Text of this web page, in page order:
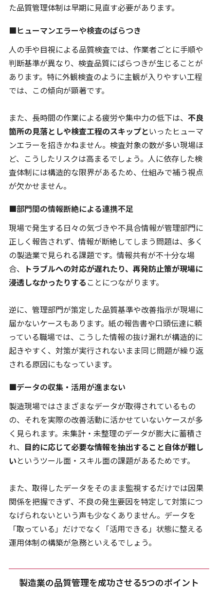
た品質管理体制は早期に見直す必要があります。
■ヒューマンエラーや検査のばらつき
人の手や目視による品質検査では、作業者ごとに手順や
判断基準が異なり、検査品質にばらつきが生じることが
あります。特に外観検査のように主観が入りやすい工程
では、この傾向が顕著です。
また、長時間の作業による疲労や集中力の低下は、不良
箇所の見落としや検査工程のスキップといったヒューマ
ンエラーを招きかねません。検査対象の数が多い現場ほ
ど、こうしたリスクは高まるでしょう。人に依存した検
査体制には構造的な限界があるため、仕組みで補う視点
が欠かせません。
■部門間の情報断絶による連携不足
現場で発生する日々の気づきや不具合情報が管理部門に
正しく報告されず、情報が断絶してしまう問題は、多く
の製造業で見られる課題です。情報共有が不十分な場
合、
トラブルへの対応が遅れたり、再発防止策が現場に
浸透しなかったりする ことにつながります。
逆に、管理部門が策定した品質基準や改善指示が現場に
届かないケースもあります。紙の報告書や口頭伝達に頼
っている職場では、こうした情報の抜け漏れが構造的に
起きやすく、対策が実行されないまま同じ問題が繰り返
される原因にもなっています。
■データの収集・活用が進まない
製造現場ではさまざまなデータが取得されているもの
の、それを実際の改善活動に活かせていないケースが多
く見られます。未集計・未整理のデータが膨大に蓄積さ
れ、 目的に応じて必要な情報を抽出すること自体が難し
いというツール面・スキル面の課題があるためです。
また、取得したデータをそのまま監視するだけでは因果
関係を把握できず、不良の発生要因を特定して対策につ
なげられないという声も少なくありません。データを
「取っている」だけでなく「活用できる」状態に整える
運用体制の構築が急務といえるでしょう。
製造業の品質管理を成功させる5つのポイント